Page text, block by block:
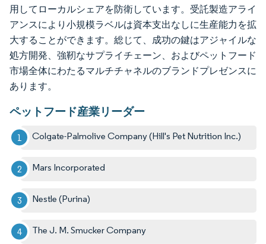
用してローカルシェアを防衛しています。受託製造アライ
アンスにより小規模ラベルは資本支出なしに生産能力を拡
大することができます。総じて、成功の鍵はアジャイルな
処方開発、強靭なサプライチェーン、およびペットフード
市場全体にわたるマルチチャネルのブランドプレゼンスに
あります。
ペットフード産業リーダー
Colgate-Palmolive Company (Hill's Pet Nutrition Inc.)
Mars Incorporated
Nestle (Purina)
The J. M. Smucker Company